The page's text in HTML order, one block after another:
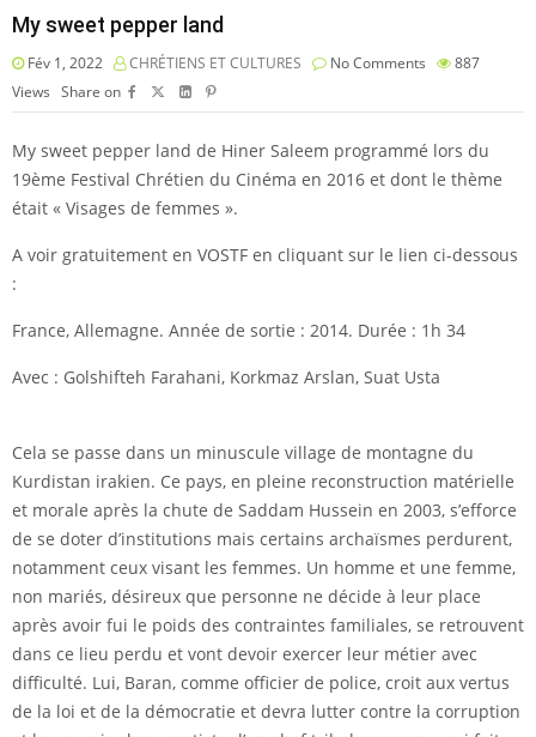
My sweet pepper land
Fév 1, 2022 CHRÉTIENS ET CULTURES No Comments
887
Views Share on
My sweet pepper land de Hiner Saleem programmé lors du
19ème Festival Chrétien du Cinéma en 2016 et dont le thème
était « Visages de femmes ».
A voir gratuitement en VOSTF en cliquant sur le lien ci-dessous
:
France, Allemagne. Année de sortie : 2014. Durée : 1h 34
Avec : Golshifteh Farahani, Korkmaz Arslan, Suat Usta
Cela se passe dans un minuscule village de montagne du
Kurdistan irakien. Ce pays, en pleine reconstruction matérielle
et morale après la chute de Saddam Hussein en 2003, s’efforce
de se doter d’institutions mais certains archaïsmes perdurent,
notamment ceux visant les femmes. Un homme et une femme,
non mariés, désireux que personne ne décide à leur place
après avoir fui le poids des contraintes familiales, se retrouvent
dans ce lieu perdu et vont devoir exercer leur métier avec
difficulté. Lui, Baran, comme officier de police, croit aux vertus
de la loi et de la démocratie et devra lutter contre la corruption